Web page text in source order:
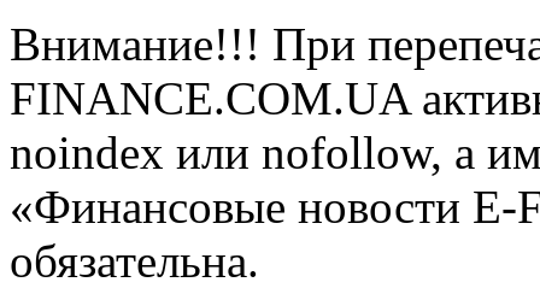
Внимание!!! При
FINANCE.COM.UA
noindex или nofollow, а
«Финансовые новости
обязательна.